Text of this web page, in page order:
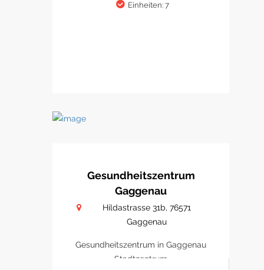
Einheiten: 7
Gesundheitszentrum
Gaggenau
Hildastrasse 31b, 76571
Gaggenau
Gesundheitszentrum in Gaggenau
Stadtzentrum